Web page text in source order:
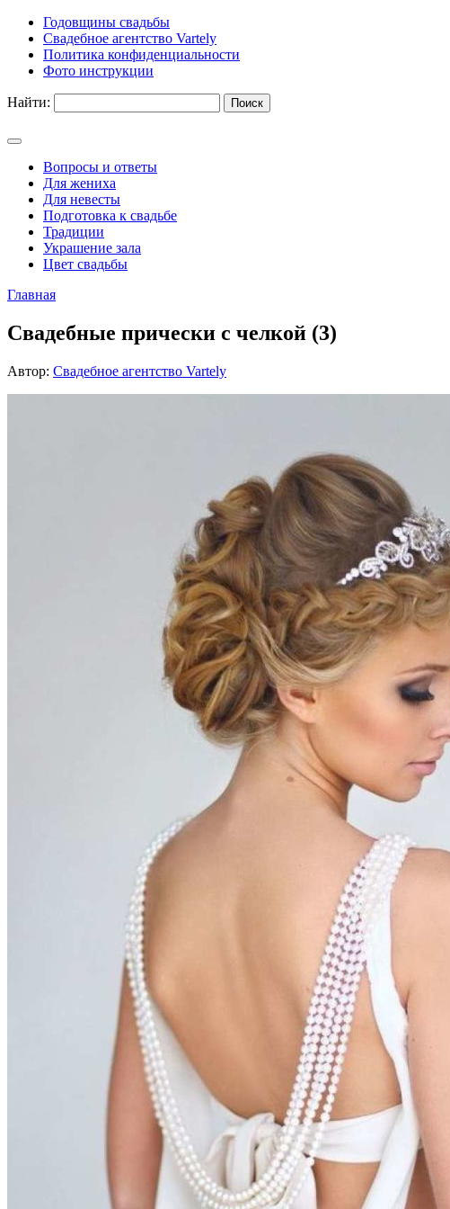
Годовщины свадьбы
Свадебное агентство Vartely
Политика конфиденциальности
Фото инструкции
Найти:
Вопросы и ответы
Для жениха
Для невесты
Подготовка к свадьбе
Традиции
Украшение зала
Цвет свадьбы
Главная
Свадебные прически с челкой (3)
Автор: Свадебное агентство Vartely